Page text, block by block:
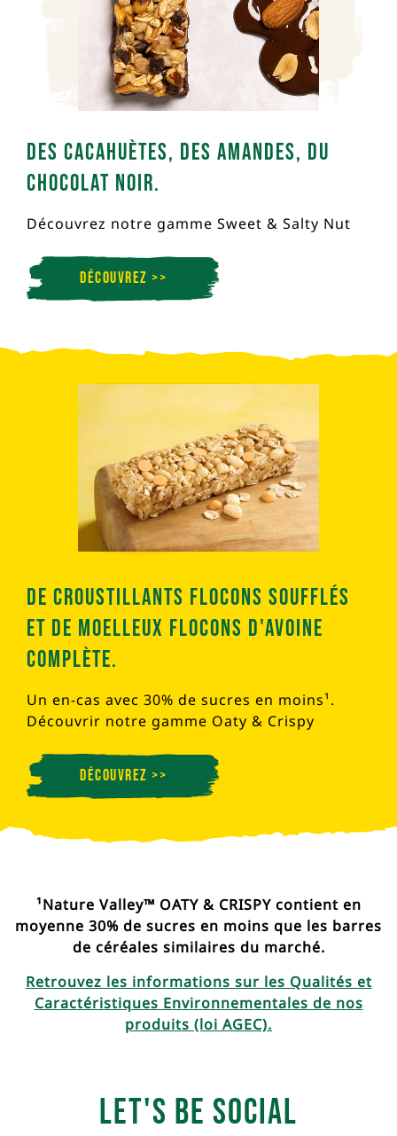
Des Cacahuètes, Des Amandes, Du
Chocolat Noir.
Découvrez notre gamme Sweet & Salty Nut
Découvrez >>
De croustillants flocons soufflés
et de moelleux flocons d'avoine
complète.
Un en-cas avec 30% de sucres en moins¹.
Découvrir notre gamme Oaty & Crispy
Découvrez >>
¹Nature Valley™ OATY & CRISPY contient en
moyenne 30% de sucres en moins que les barres
de céréales similaires du marché.
Retrouvez les informations sur les Qualités et
Caractéristiques Environnementales de nos
produits (loi AGEC).
Let's Be Social